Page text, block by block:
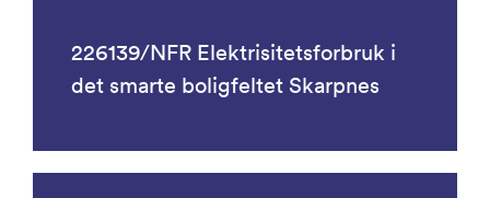
226139/NFR Elektrisitetsforbruk i
det smarte boligfeltet Skarpnes